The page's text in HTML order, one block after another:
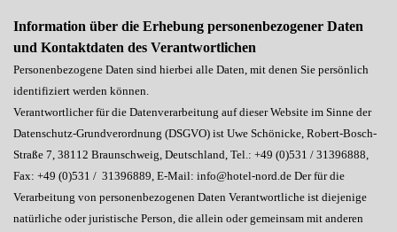
Information über die Erhebung personenbezogener Daten
und Kontaktdaten des Verantwortlichen
Personenbezogene Daten sind hierbei alle Daten, mit denen Sie persönlich
identifiziert werden können.
Verantwortlicher für die Datenverarbeitung auf dieser Website im Sinne der
Datenschutz-Grundverordnung (DSGVO) ist Uwe Schönicke, Robert-Bosch-
Straße 7, 38112 Braunschweig, Deutschland, Tel.: +49 (0)531 / 31396888,
Fax: +49 (0)531 / 31396889, E-Mail: info@hotel-nord.de Der für die
Verarbeitung von personenbezogenen Daten Verantwortliche ist diejenige
natürliche oder juristische Person, die allein oder gemeinsam mit anderen